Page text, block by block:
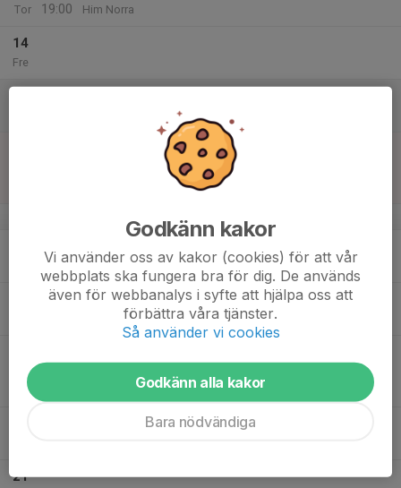
Tor
19:00
Him Norra
14
Fre
Match mot Smedby AIS P2015 Svart
Himmelstalund Norra
19:00
Him Norra
17:15
Träning
Him Norra
Ons
Himmelstalund Norra Plan E
21
Godkänn kakor
Vi använder oss av kakor (cookies) för att vår
webbplats ska fungera bra för dig. De används
även för webbanalys i syfte att hjälpa oss att
förbättra våra tjänster.
Så använder vi cookies
Godkänn alla kakor
Bara nödvändiga